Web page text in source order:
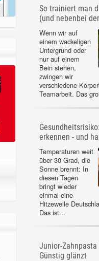
So trainiert man
(und nebenbei
Wenn wir auf
einem wackeligen
Untergrund oder
nur auf einem
Bein stehen,
zwingen wir
verschiedene
Teamarbeit. Das
erkennen - und
Temperaturen weit
über 30 Grad, die
Sonne brennt: In
diesen Tagen
bringt wieder
einmal eine
Hitzewelle
Das ist...
Junior-Zahnpasta
Günstig glänzt